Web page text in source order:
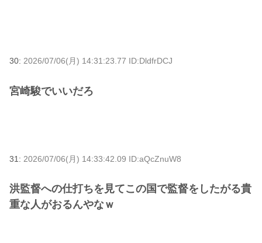
30: 2026/07/06(月) 14:31:23.77 ID:DldfrDCJ
宮崎駿でいいだろ
31: 2026/07/06(月) 14:33:42.09 ID:aQcZnuW8
洪監督への仕打ちを見てこの国で監督をしたがる貴
重な人がおるんやなｗ